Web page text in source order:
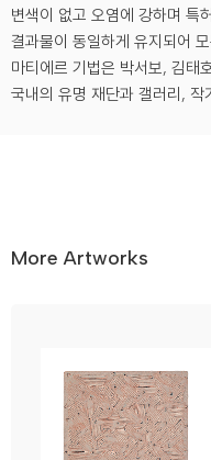
변색이 없고 오염에 강하며 특
결과물이 동일하게 유지되어
마티에르 기법은 박서보, 김태
국내의 유명 재단과 갤러리, 작
More Artworks